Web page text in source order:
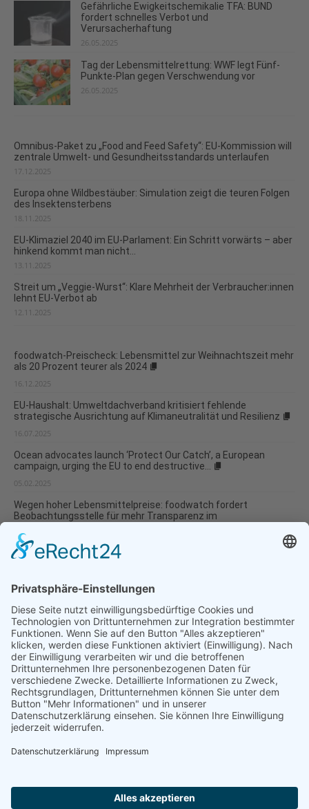
Gefährliche Ewigkeitschemikalie TFA: BUND
fordert schnelles Verbot und
Verursacherhaftung
26.05.2025
Tag der Lebensmittelrettung: WWF legt Fünf-
Punkte-Plan gegen Verschwendung vor
26.05.2025
Omnibus-Paket zu „Food and Feed Safety“: EU-Kommission will
zentrale Umwelt- und Gesundheitsstandards unterlaufen
17.12.2025
Europa ohne Wildbestäuber: Simulation zeigt die teuren Folgen
des Insektensterbens
18.11.2025
EU-Klimaziel 2040 im EU-Parlament: Ein Schritt vorwärts – aber
hinkend kommt man nicht...
13.11.2025
Streit um „Veggie-Wurst“: Klare Mehrheit der Verbraucher:innen
lehnt EU-Verbot ab
12.11.2025
foodwatch-Preischeck: Lebensmittel zur Weihnachtszeit mehr
als 20 Prozent teurer als 2024
16.12.2025
EU-Haushalt: Umweltdachverband kritisiert fehlende
strategische Ausrichtung auf Klimaneutralität und Resilienz
16.07.2025
Ocean advocates launch ‘Protect Our Catch’, a European
campaign, urging the EU to end destructive...
05.02.2025
Wegen hoher Lebensmittelpreise: foodwatch fordert
Beobachtungsstelle für mehr Transparenz im
14.01.2025
Datenschutzerklärung
Impressum
© GreenConnect®2000 - 2026